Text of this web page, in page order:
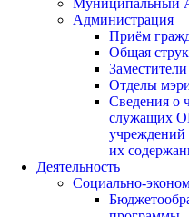
Администрация
Приём
Общая
Отделы
Сведения о
служащих
учреждений
их
Деятельность
Социально-